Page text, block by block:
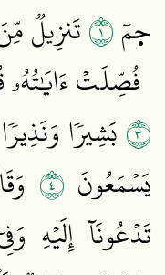
حٜمٓ١تَنزِيلٞ
فُصِّلَتۡ ءَايَٰتُهُۥ
٣بَشِيرٗا
يَسۡمَعُونَ ٤
تَدۡعُونَآ إِلَيۡهِ